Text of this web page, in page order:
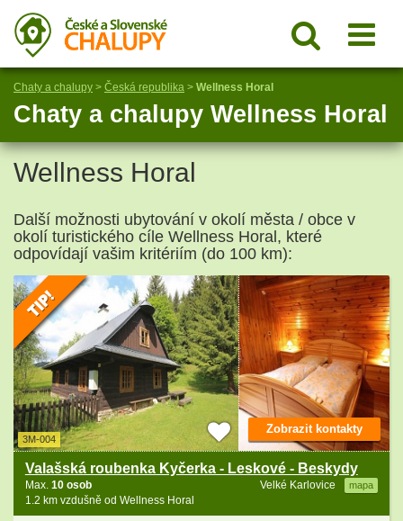
Chaty a chalupy > Česká republika > Wellness Horal
Chaty a chalupy Wellness Horal
Wellness Horal
Další možnosti ubytování v okolí města / obce v
okolí turistického cíle Wellness Horal, které
odpovídají vašim kritériím (do 100 km):
3M-004
Valašská roubenka Kyčerka - Leskové - Beskydy
Velké Karlovice mapa
Max. 10 osob
1.2 km vzdušně od Wellness Horal
Zobrazit kontakty